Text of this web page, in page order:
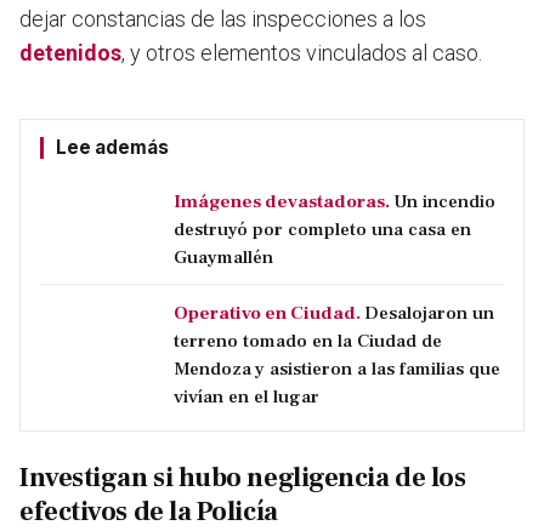
dejar constancias de las inspecciones a los
detenidos, y otros elementos vinculados al caso.
Lee además
Imágenes devastadoras. Un incendio
destruyó por completo una casa en
Guaymallén
Operativo en Ciudad. Desalojaron un
terreno tomado en la Ciudad de
Mendoza y asistieron a las familias que
vivían en el lugar
Investigan si hubo negligencia de los
efectivos de la Policía